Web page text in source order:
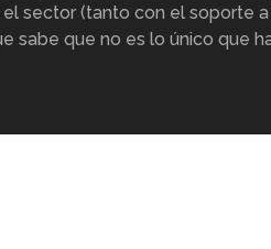
sector (tanto con el soporte
sabe que no es lo único que